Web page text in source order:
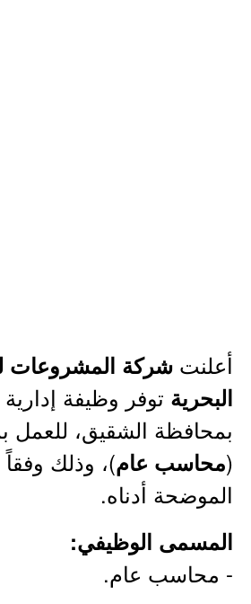
أعلنت شركة المشروعات
البحرية توفر وظيفة
بمحافظة الشقيق،
(محاسب عام)، وذلك وفقاً
الموضحة أدناه.
المسمى الوظيفي:
- محاسب عام.